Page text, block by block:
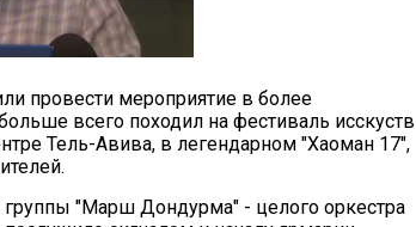
провести мероприятие в более
всего походил на фестиваль исскуств
Тель-Авива, в легендарном "Хаоман 17",
группы "Марш Дондурма" - целого оркестра